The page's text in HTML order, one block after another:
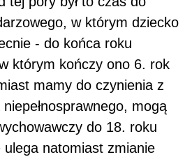
w którym dziecko
- do końca roku
którym kończy ono 6. rok
mamy do czynienia z
mogą
do 18. roku
ulega natomiast zmianie